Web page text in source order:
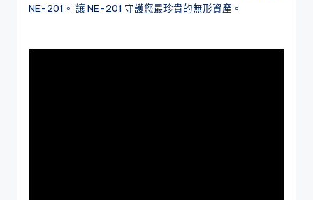
NE-201。 讓 NE-201 守護您最珍貴的無形資產。